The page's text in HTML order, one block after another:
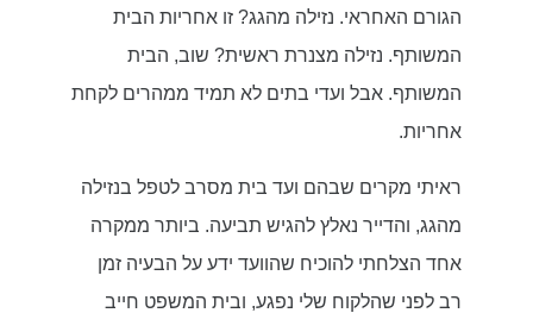
הגורם האחראי. נזילה מהגג? זו אחריות הבית
המשותף. נזילה מצנרת ראשית? שוב, הבית
המשותף. אבל ועדי בתים לא תמיד ממהרים לקחת
אחריות.
ראיתי מקרים שבהם ועד בית מסרב לטפל בנזילה
מהגג, והדייר נאלץ להגיש תביעה. ביותר ממקרה
אחד הצלחתי להוכיח שהוועד ידע על הבעיה זמן
רב לפני שהלקוח שלי נפגע, ובית המשפט חייב